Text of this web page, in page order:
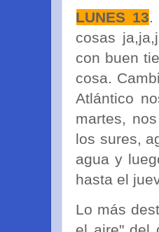
LUNES 13
cosas
con buen
cosa.
Atlántico
martes,
los sures,
agua y
hasta el
Lo más